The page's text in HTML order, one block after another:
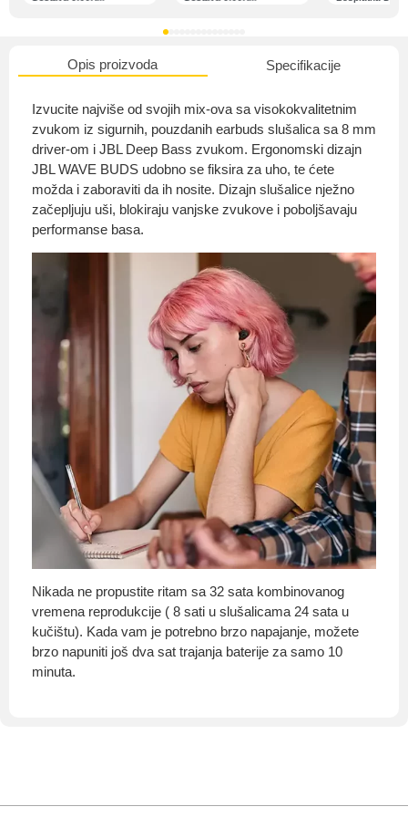
Opis proizvoda Specifikacije
Izvucite najviše od svojih mix-ova sa visokokvalitetnim
zvukom iz sigurnih, pouzdanih earbuds slušalica sa 8 mm
driver-om i JBL Deep Bass zvukom. Ergonomski dizajn
JBL WAVE BUDS udobno se fiksira za uho, te ćete
možda i zaboraviti da ih nosite. Dizajn slušalice nježno
začepljuju uši, blokiraju vanjske zvukove i poboljšavaju
performanse basa.
Nikada ne propustite ritam sa 32 sata kombinovanog
vremena reprodukcije ( 8 sati u slušalicama 24 sata u
kučištu). Kada vam je potrebno brzo napajanje, možete
brzo napuniti još dva sat trajanja baterije za samo 10
minuta.
O nama
Privatnost kupca
Uvjeti i odredbe